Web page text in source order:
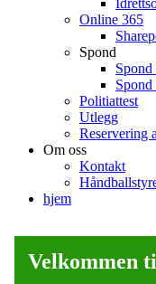
Online 365
Spond
Politiattest
Utlegg
Reservering
Om oss
Kontakt
hjem
Velkommen